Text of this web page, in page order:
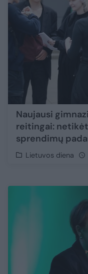
Naujausi
reitingai:
sprendimų
Lietuvos diena